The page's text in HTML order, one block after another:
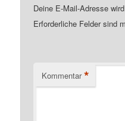
Deine E-Mail-Adresse
Erforderliche Felder sind
Kommentar *